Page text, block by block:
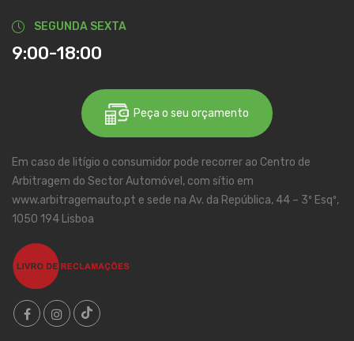
SEGUNDA SEXTA
9:00-18:00
Peça o seu orçamento
Em caso de litígio o consumidor pode recorrer ao Centro de
Arbitragem do Sector Automóvel, com sítio em
www.arbitragemauto.pt e sede na Av. da República, 44 – 3º Esqº,
1050 194 Lisboa